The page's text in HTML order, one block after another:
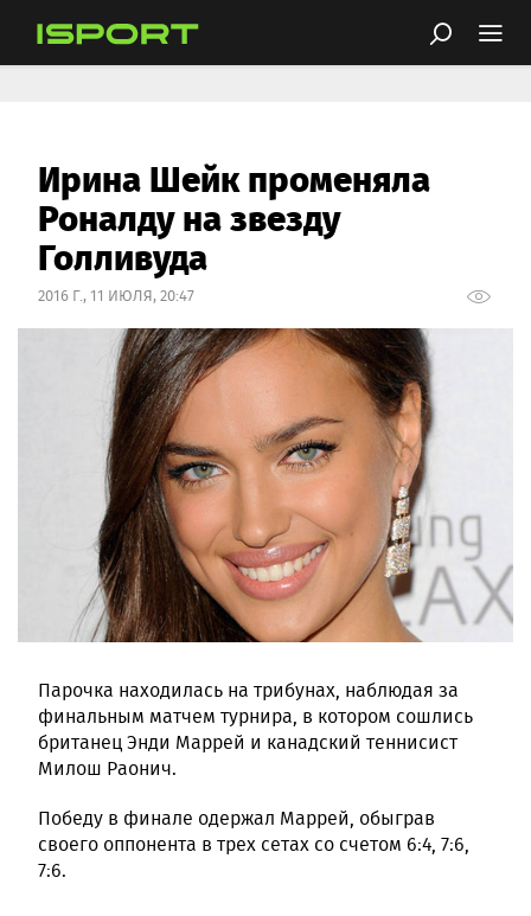
Ирина Шейк променяла
Роналду на звезду
Голливуда
2016 Г., 11 ИЮЛЯ, 20:47
Парочка находилась на трибунах, наблюдая за
финальным матчем турнира, в котором сошлись
британец Энди Маррей и канадский теннисист
Милош Раонич.
Победу в финале одержал Маррей, обыграв
своего оппонента в трех сетах со счетом 6:4, 7:6,
7:6.